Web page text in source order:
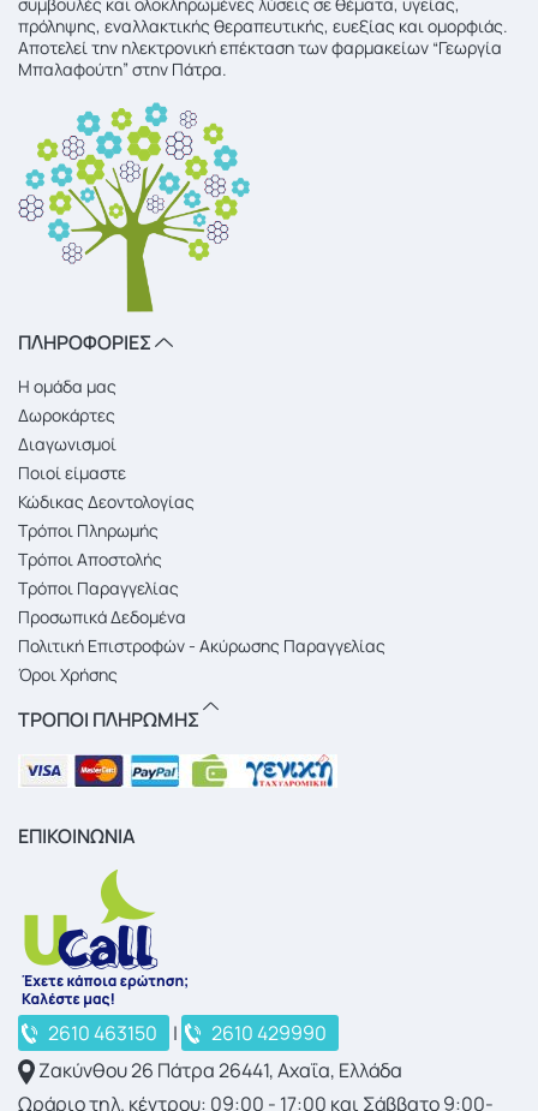
πρόληψης, εναλλακτικής θεραπευτικής, ευεξίας και ομορφιάς.
Αποτελεί την ηλεκτρονική επέκταση των φαρμακείων “Γεωργία
Μπαλαφούτη” στην Πάτρα.
ΠΛΗΡΟΦΟΡΙΕΣ
Η ομάδα μας
Δωροκάρτες
Διαγωνισμοί
Ποιοί είμαστε
Κώδικας Δεοντολογίας
Τρόποι Πληρωμής
Τρόποι Αποστολής
Τρόποι Παραγγελίας
Προσωπικά Δεδομένα
Πολιτική Επιστροφών - Ακύρωσης Παραγγελίας
Όροι Χρήσης
ΤΡΟΠΟΙ ΠΛΗΡΩΜΗΣ
ΕΠΙΚΟΙΝΩΝΙΑ
2610 463150 |
2610 429990
Ζακύνθου 26 Πάτρα 26441, Αχαΐα, Ελλάδα
Ωράριο τηλ. κέντρου: 09:00 - 17:00 και Σάββατο 9:00-